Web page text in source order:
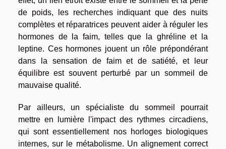
de poids, les recherches indiquant que des nuits
complètes et réparatrices peuvent aider à réguler les
hormones de la faim, telles que la ghréline et la
leptine. Ces hormones jouent un rôle prépondérant
dans la sensation de faim et de satiété, et leur
équilibre est souvent perturbé par un sommeil de
mauvaise qualité.
Par ailleurs, un spécialiste du sommeil pourrait
mettre en lumière l'impact des rythmes circadiens,
qui sont essentiellement nos horloges biologiques
internes, sur le métabolisme. Un alignement correct